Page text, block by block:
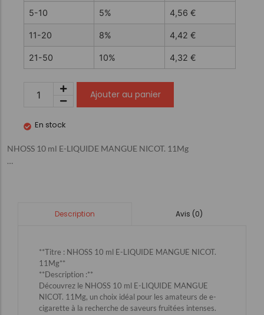
5-10 5% 4,56 €
11-20 8% 4,42 €
21-50 10% 4,32 €
Ajouter au panier
En stock
NHOSS 10 ml E-LIQUIDE MANGUE NICOT. 11Mg
…
Description Avis (0)
**Titre : NHOSS 10 ml E-LIQUIDE MANGUE NICOT.
11Mg**
**Description :**
Découvrez le NHOSS 10 ml E-LIQUIDE MANGUE
NICOT. 11Mg, un choix idéal pour les amateurs de e-
cigarette à la recherche de saveurs fruitées intenses.